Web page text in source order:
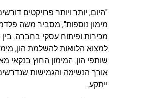
"היום, יותר ויותר פרויקטים
מימון נוספות", מסביר משה
מכירות ופיתוח עסקי בחברה.
למצוא הלוואות להשלמת הון,
שותפי הון. המימון החוץ בנקאי
אורך הנשימה והגמישות
ייתקע.